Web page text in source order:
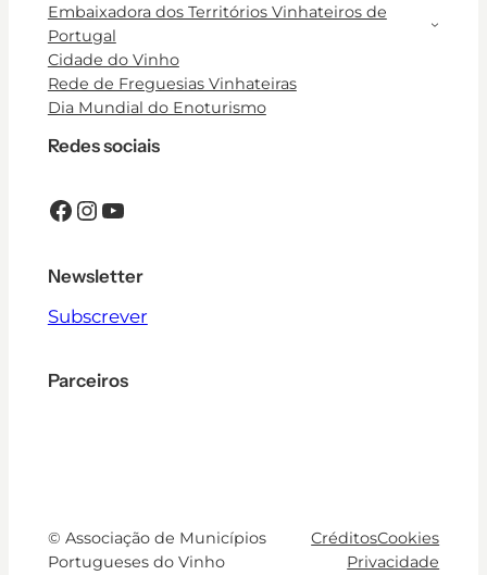
Embaixadora dos Territórios Vinhateiros de
Portugal
Cidade do Vinho
Rede de Freguesias Vinhateiras
Dia Mundial do Enoturismo
Redes sociais
Facebook InstagramYouTube
Newsletter
Subscrever
Parceiros
© Associação de Municípios
Portugueses do Vinho
CréditosCookies
Privacidade